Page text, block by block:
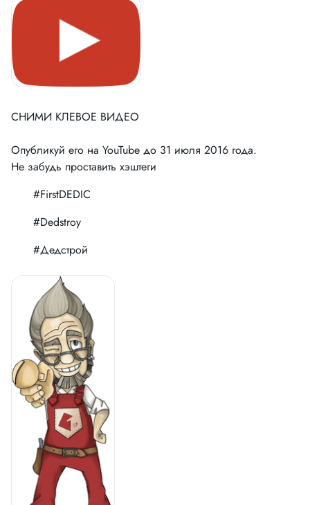
СНИМИ КЛЕВОЕ ВИДЕО
Опубликуй его на YouTube до 31 июля 2016 года.
Не забудь проставить хэштеги
#FirstDEDIC
#Dedstroy
#Дедстрой